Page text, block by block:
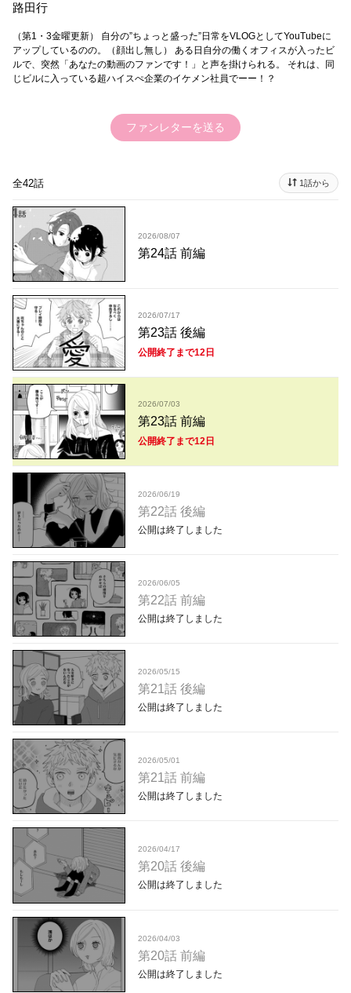
路田行
（第1・3金曜更新） 自分の”ちょっと盛った”日常をVLOGとしてYouTubeに
アップしているのの。（顔出し無し） ある日自分の働くオフィスが入ったビ
ルで、突然「あなたの動画のファンです！」と声を掛けられる。 それは、同
じビルに入っている超ハイスぺ企業のイケメン社員でーー！？
ファンレターを送る
全42話 1話から
2026/08/07
第24話 前編
2026/07/17
第23話 後編
公開終了まで12日
2026/07/03
第23話 前編
公開終了まで12日
2026/06/19
第22話 後編
公開は終了しました
2026/06/05
第22話 前編
公開は終了しました
2026/05/15
第21話 後編
公開は終了しました
2026/05/01
第21話 前編
公開は終了しました
2026/04/17
第20話 後編
公開は終了しました
2026/04/03
第20話 前編
公開は終了しました